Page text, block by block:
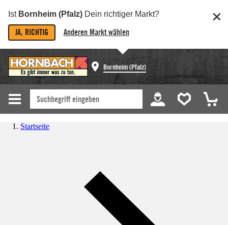
Ist Bornheim (Pfalz) Dein richtiger Markt?
JA, RICHTIG Anderen Markt wählen
Bornheim (Pfalz)
Startseite